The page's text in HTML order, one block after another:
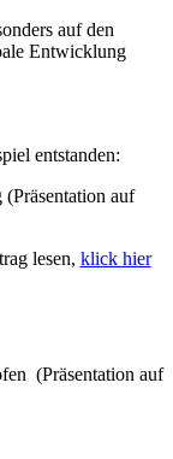
auf den
Entwicklung
entstanden:
auf
lesen, klick hier
(Präsentation auf